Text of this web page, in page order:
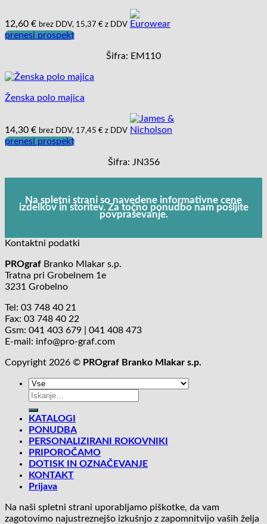
12,60 € brez DDV, 15,37 € z DDV
prenesi prospekt
Šifra: EM110
Ženska polo majica
14,30 € brez DDV, 17,45 € z DDV
prenesi prospekt
Šifra: JN356
Na spletni strani so navedene informativne cene
izdelkov in storitev. Za točno ponudbo nam pošljite
povpraševanje.
Kontaktni podatki
PROgraf Branko Mlakar s.p.
Tratna pri Grobelnem 1e
3231 Grobelno
Tel: 03 748 40 21
Fax: 03 748 40 22
Gsm: 041 403 679 | 041 408 473
E-mail: info@pro-graf.com
Copyright 2026 © PROgraf Branko Mlakar s.p.
Išči:
KATALOGI
PONUDBA
PERSONALIZIRANI ROKOVNIKI
PRIPOROČAMO
DOTISK IN OZNAČEVANJE
KONTAKT
Prijava
Na naši spletni strani uporabljamo piškotke, da vam
zagotovimo najustreznejšo izkušnjo z zapomnitvijo vaših želja